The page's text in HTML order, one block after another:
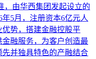
，由华西集团发起设立的
5月，注册资本6亿元人
势，搭建金融控股平
融服务，为客户创造最
并独具特色的产融结合